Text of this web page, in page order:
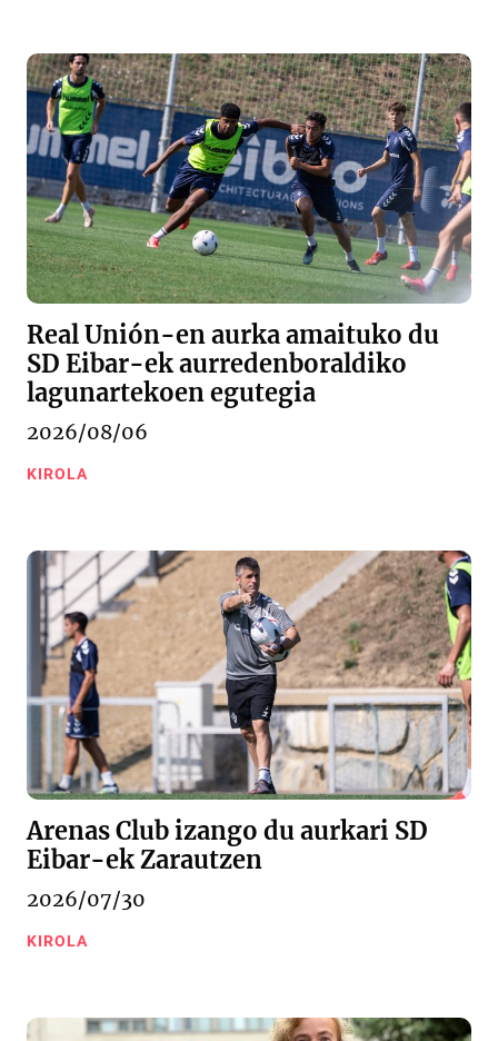
Real Unión-en aurka amaituko du
SD Eibar-ek aurredenboraldiko
lagunartekoen egutegia
2026/08/06
KIROLA
Arenas Club izango du aurkari SD
Eibar-ek Zarautzen
2026/07/30
KIROLA